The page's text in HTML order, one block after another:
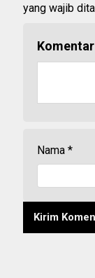
yang wajib
Komentar
Nama *